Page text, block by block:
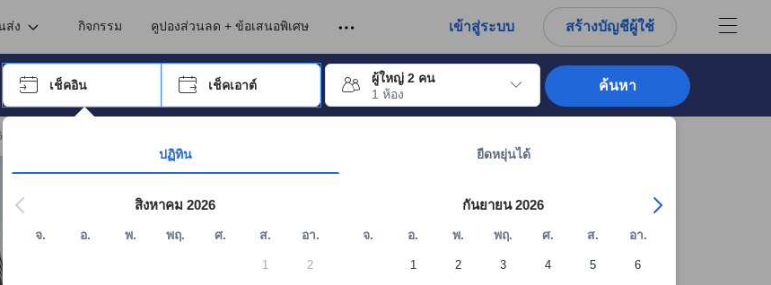
ส่ง กิจกรรม คูปองส่วนลด + ข้อเสนอพิเศษ เข้าสู่ระบบ สร้างบัญชีผู้ใช้
พื่อเลื่อนหาคำที่ต้องการ แล้วกดปุ่ม Enter เพื่อเลือก
เช็คอิน เช็คเอาต์
ผู้ใหญ่ 2 คน
1 ห้อง
กด Enter เพื่อเลือกวันที่ ใช้ปุ่มลูกศรเพื่อเลือกวันเช็คอินและเช็คเอาต์ เมื่อไปถึงวันเช็คอินที่ต้องการ ให้กดปุ่ม Enter เพื่อเลือกวันเช็คอินดังกล่าว ทำซ้ำขั้นตอ
ปฏิทิน ยืดหยุ่นได้
สิงหาคม 2026
จ. อ. พ. พฤ. ศ. ส. อา.
1 2
กันยายน 2026
จ. อ. พ. พฤ. ศ. ส. อา.
1 2 3 4 5 6
ค้นหา
นั้น คะแนนรีวิวและความคิดเห็นที่แสดงบนอโกด้า จึงมาจากประสบการณ์ตรงของผู้เข้าพักอย่างแท้จริง